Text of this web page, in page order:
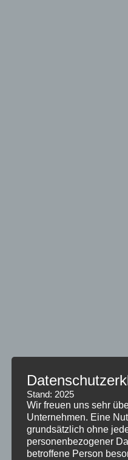
Stand: 2025
Wir freuen uns sehr
Unternehmen. Eine
grundsätzlich ohne
personenbezogener
betroffene Person